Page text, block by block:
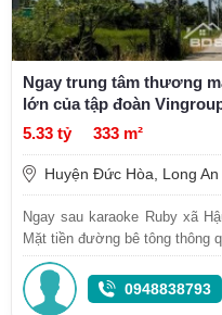
Ngay trung tâm thương
lớn của tập đoàn
5.33 tỷ
333 m²
Huyện Đức Hòa, Long An
Ngay sau karaoke Ruby xã
Mặt tiền đường bê tông thông
0948838793